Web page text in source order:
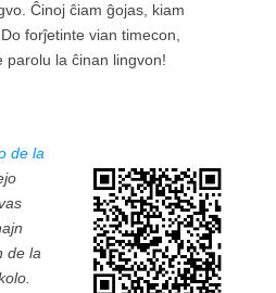
Ĉinoj ĉiam ĝojas, kiam
forĵetinte vian timecon,
parolu la ĉinan lingvon!
de la
de la